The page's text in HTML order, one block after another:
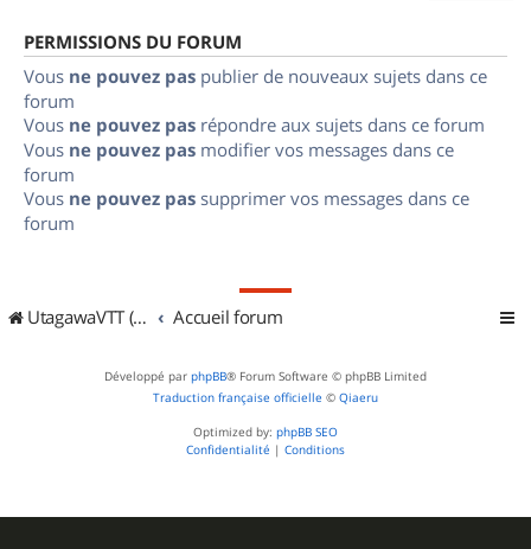
PERMISSIONS DU FORUM
Vous ne pouvez pas publier de nouveaux sujets dans ce
forum
Vous ne pouvez pas répondre aux sujets dans ce forum
Vous ne pouvez pas modifier vos messages dans ce
forum
Vous ne pouvez pas supprimer vos messages dans ce
forum
UtagawaVTT (Randos VTT et VTTAE avec traces GPS) Accueil forum
Développé par phpBB® Forum Software © phpBB Limited
Traduction française officielle © Qiaeru
Optimized by: phpBB SEO
Confidentialité | Conditions